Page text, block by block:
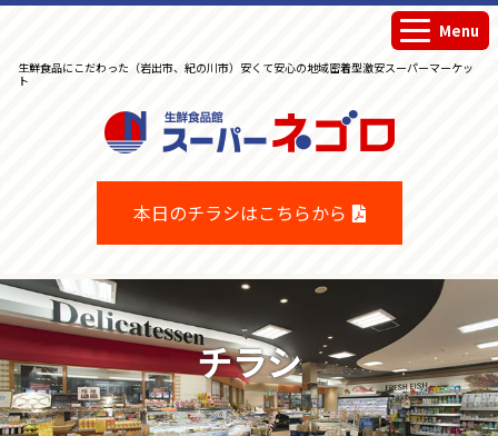
生鮮食品にこだわった（岩出市、紀の川市）安くて安心の地域密着型激安スーパーマーケッ
ト
本日のチラシはこちらから
Menu
チラシ